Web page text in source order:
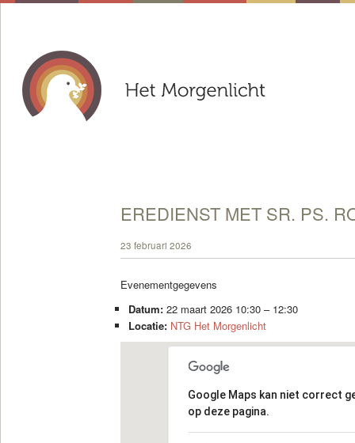
EREDIENST MET SR. PS.
23 februari 2026
Evenementgegevens
Datum: 22 maart 2026 10:30– 12:30
Locatie: NTG Het Morgenlicht
Google Maps kan niet correct
op deze pagina.